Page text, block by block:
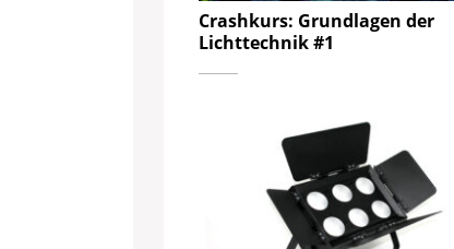
Crashkurs: Grundlagen der
Lichttechnik #1